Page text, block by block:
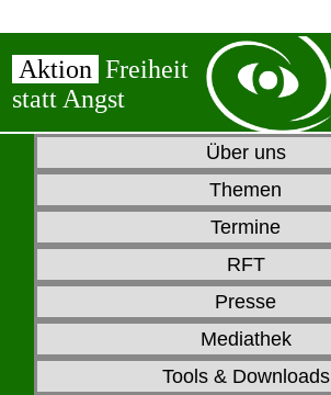
Aktion Freiheit
statt Angst
Über uns
Themen
Termine
RFT
Presse
Mediathek
Tools & Downloads